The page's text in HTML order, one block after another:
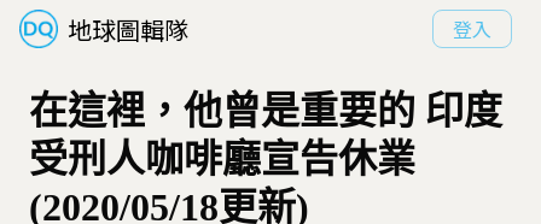
地球圖輯隊 登入
在這裡，他曾是重要的 印度
受刑人咖啡廳宣告休業
(2020/05/18更新)